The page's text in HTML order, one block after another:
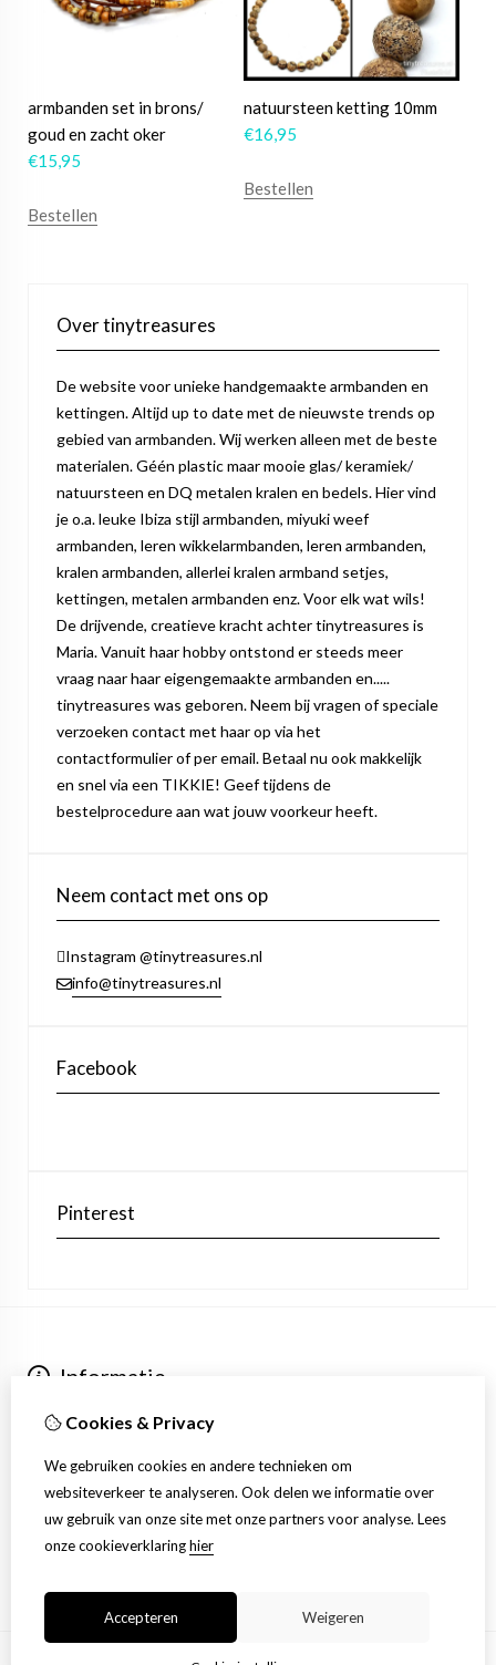
armbanden set in brons/
goud en zacht oker
€15,95
Bestellen
natuursteen ketting 10mm
€16,95
Bestellen
Over tinytreasures
De website voor unieke handgemaakte armbanden en
kettingen. Altijd up to date met de nieuwste trends op
gebied van armbanden. Wij werken alleen met de beste
materialen. Géén plastic maar mooie glas/ keramiek/
natuursteen en DQ metalen kralen en bedels. Hier vind
je o.a. leuke Ibiza stijl armbanden, miyuki weef
armbanden, leren wikkelarmbanden, leren armbanden,
kralen armbanden, allerlei kralen armband setjes,
kettingen, metalen armbanden enz. Voor elk wat wils!
De drijvende, creatieve kracht achter tinytreasures is
Maria. Vanuit haar hobby ontstond er steeds meer
vraag naar haar eigengemaakte armbanden en.....
tinytreasures was geboren. Neem bij vragen of speciale
verzoeken contact met haar op via het
contactformulier of per email. Betaal nu ook makkelijk
en snel via een TIKKIE! Geef tijdens de
bestelprocedure aan wat jouw voorkeur heeft.
Neem contact met ons op
Instagram @tinytreasures.nl
info@tinytreasures.nl
Facebook
Pinterest
Informatie
Verzending
Extra
Klantenservice
Cookies & Privacy
We gebruiken cookies en andere technieken om
websiteverkeer te analyseren. Ook delen we informatie over
uw gebruik van onze site met onze partners voor analyse. Lees
onze cookieverklaringhier
Accepteren Weigeren